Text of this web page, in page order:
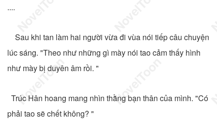
....
Sau khi tan làm hai người vừa đi vùa nói tiếp câu chuyện
lúc sáng. "Theo như những gì mày nói tao cảm thấy hình
như mày bị duyên âm rồi. "
Trúc Hân hoang mang nhìn thằng bạn thân của mình. "Có
phải tao sẽ chết không? "